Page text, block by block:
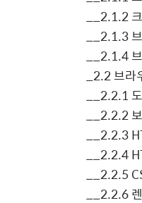
__2.1.2
__2.1.3
__2.1.4
_2.2브라
__2.2.1
__2.2.2
__2.2.3
__2.2.4
__2.2.5
__2.2.6